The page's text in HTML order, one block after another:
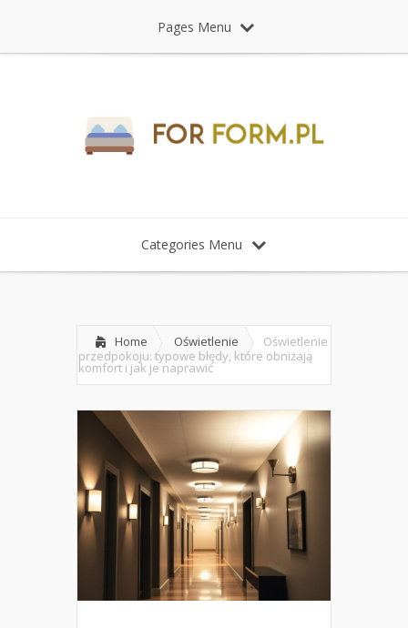
Pages Menu
Categories Menu
Home Oświetlenie
Oświetlenie
przedpokoju: typowe błędy, które obniżają
komfort i jak je naprawić